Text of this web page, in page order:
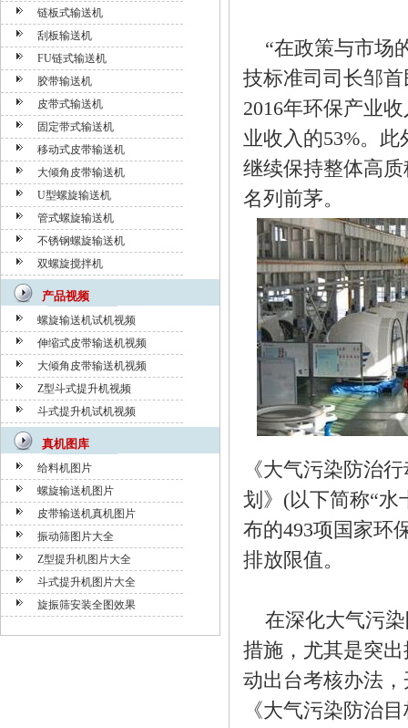
“在政策与市场
技标准司司长邹
2016年环保产业
业收入的53%。
继续保持整体高
名列前茅。
《大气污染防治
划》(以下简称“水
布的493项国家环
排放限值。
在深化大气污染
措施，尤其是突
动出台考核办法
《大气污染防治
链板式输送机
刮板输送机
FU链式输送机
胶带输送机
皮带式输送机
固定带式输送机
移动式皮带输送机
大倾角皮带输送机
U型螺旋输送机
管式螺旋输送机
不锈钢螺旋输送机
双螺旋搅拌机
产品视频
螺旋输送机试机视频
伸缩式皮带输送机视频
大倾角皮带输送机视频
Z型斗式提升机视频
斗式提升机试机视频
真机图库
给料机图片
螺旋输送机图片
皮带输送机真机图片
振动筛图片大全
Z型提升机图片大全
斗式提升机图片大全
旋振筛安装全图效果